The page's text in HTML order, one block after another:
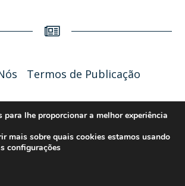
Termos de Publicação
2026 - Política de Privacidade
para lhe proporcionar a melhor experiência
mais sobre quais cookies estamos usando
configurações